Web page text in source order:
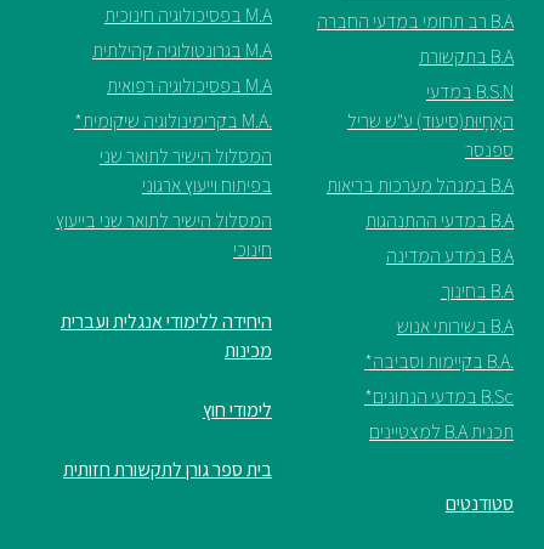
B.A רב תחומי במדעי החברה
B.A בתקשורת
B.S.N במדעי
האֲחָיוּת(סיעוד) ע"ש שריל
ספנסר
B.A במנהל מערכות בריאות
B.A במדעי ההתנהגות
B.A במדע המדינה
B.A בחינוך
B.A בשירותי אנוש
.B.A בקיימות וסביבה*
B.Sc במדעי הנתונים*
תכנית B.A למצטיינים
M.A בפסיכולוגיה חינוכית
M.A בגרונטולוגיה קהילתית
M.A בפסיכולוגיה רפואית
.M.A בקרימינולוגיה שיקומית*
המסלול הישיר לתואר שני
בפיתוח וייעוץ ארגוני
המסלול הישיר לתואר שני בייעוץ
חינוכי
היחידה ללימודי אנגלית ועברית
מכינות
לימודי חוץ
בית ספר גורן לתקשורת חזותית
סטודנטים